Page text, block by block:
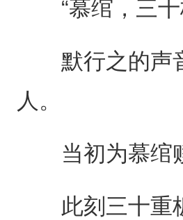
“慕绾，三十
默行之的声音
人。
当初为慕绾赎
此刻三十重板